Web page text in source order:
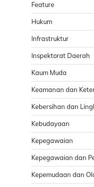
Feature
Hukum
Infrastruktur
Inspektorat Daerah
Kaum Muda
Keamanan dan
Kebersihan dan
Kebudayaan
Kepegawaian
Kepegawaian dan
Kepemudaan dan